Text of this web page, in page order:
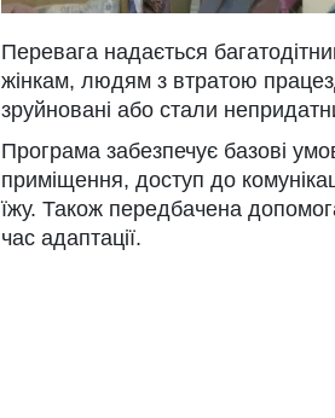
Перевага надається
жінкам, людям з втратою
зруйновані або стали
Програма забезпечує базові
приміщення, доступ до
їжу. Також передбачена
час адаптації.